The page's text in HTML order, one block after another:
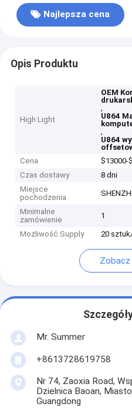
Najlepsza cena
Opis Produktu
High Light
OEM
,
U864
,
U864
Cena
$13000-
Czas dostawy
8 dni
Miejsce
pochodzenia
Minimalne
zamówienie
1
Możliwość Supply 20
Mr. Summer
+8613728619758
Nr 74, Zaoxia Road,
Dzielnica Baoan,
Guangdong